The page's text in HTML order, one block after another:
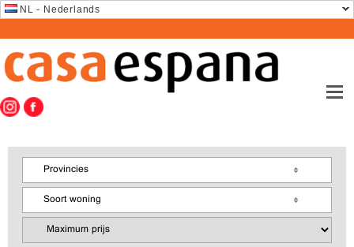
NL - Nederlands
Provincies
Soort woning